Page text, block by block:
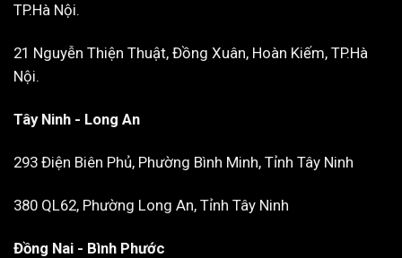
TP.Hà Nội.
21 Nguyễn Thiện Thuật, Đồng Xuân, Hoàn Kiếm, TP.Hà
Nội.
Tây Ninh - Long An
293 Điện Biên Phủ, Phường Bình Minh, Tỉnh Tây Ninh
380 QL62, Phường Long An, Tỉnh Tây Ninh
Đồng Nai - Bình Phước